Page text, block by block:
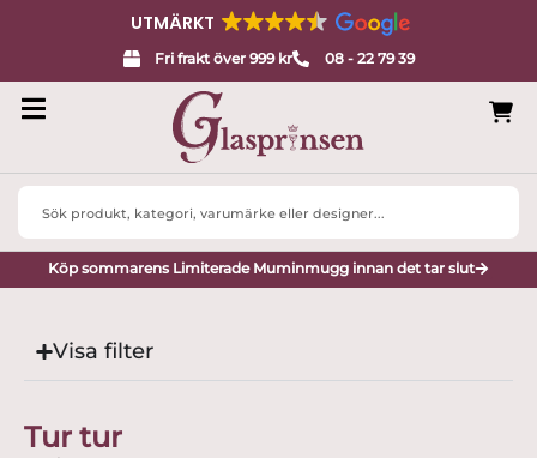
UTMÄRKT
Fri frakt över 999 kr 08 - 22 79 39
Search
Köp sommarens Limiterade Muminmugg innan det tar slut
Visa filter
Tur tur